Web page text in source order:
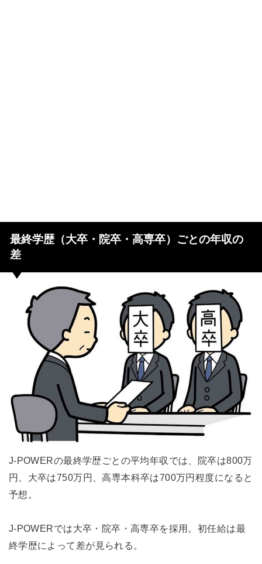
最終学歴（大卒・院卒・高専卒）ごとの年収の
差
J-POWERの最終学歴ごとの平均年収では、院卒は800万
円、大卒は750万円、高専本科卒は700万円程度になると
予想。
J-POWERでは大卒・院卒・高専卒を採用。初任給は最
終学歴によって差が見られる。